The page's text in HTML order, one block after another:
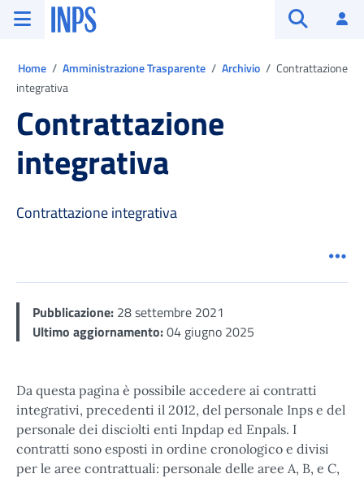
Vai al menu principale
Vai al contenuto principale
Vai al pie' di pagina
INPS ()
Home Amministrazione Trasparente Archivio
Contrattazione
integrativa
Contrattazione
integrativa
Contrattazione integrativa
Pubblicazione: 28 settembre 2021
Ultimo aggiornamento:04 giugno 2025
Da questa pagina è possibile accedere ai contratti
integrativi, precedenti il 2012, del personale Inps e del
personale dei disciolti enti Inpdap ed Enpals. I
contratti sono esposti in ordine cronologico e divisi
per le aree contrattuali: personale delle aree A, B, e C,